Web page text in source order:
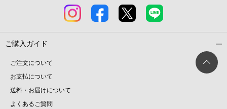
ご購入ガイド
ご注文について
お支払について
送料・お届けについて
よくあるご質問